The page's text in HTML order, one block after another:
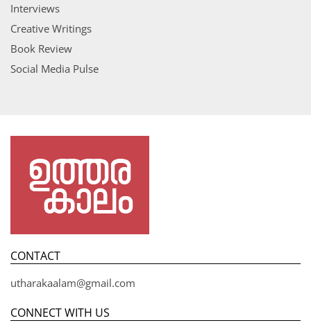
Interviews
Creative Writings
Book Review
Social Media Pulse
CONTACT
utharakaalam@gmail.com
CONNECT WITH US